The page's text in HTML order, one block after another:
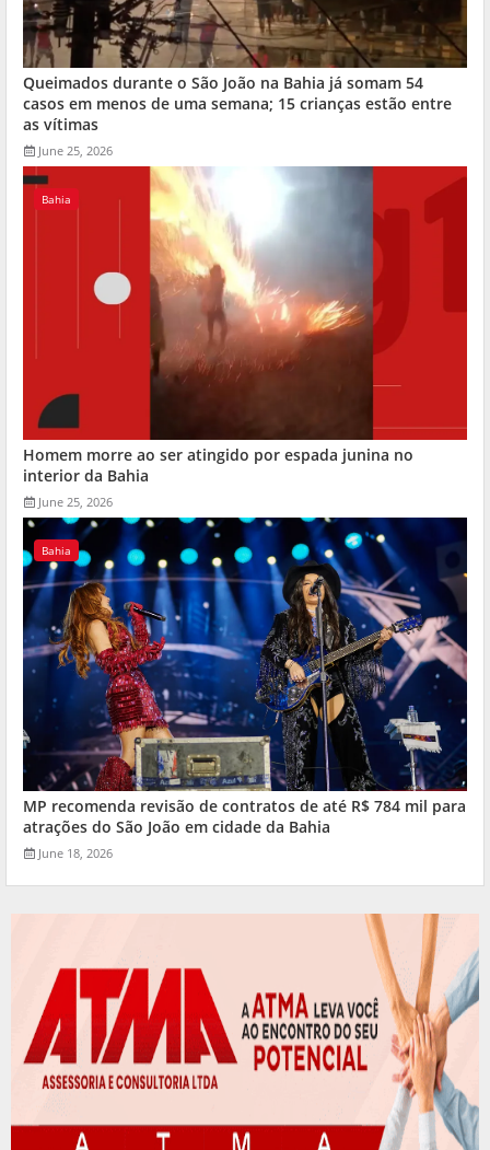
Queimados durante o São João na Bahia já somam 54
casos em menos de uma semana; 15 crianças estão entre
as vítimas
June 25, 2026
Bahia
Homem morre ao ser atingido por espada junina no
interior da Bahia
June 25, 2026
Bahia
MP recomenda revisão de contratos de até R$ 784 mil para
atrações do São João em cidade da Bahia
June 18, 2026